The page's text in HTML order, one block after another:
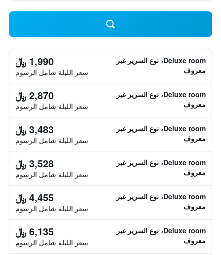
Deluxe room، نوع السرير غير
معروف
1,990 ﷼
سعر الليلة شامل الرسوم
Deluxe room، نوع السرير غير
معروف
2,870 ﷼
سعر الليلة شامل الرسوم
Deluxe room، نوع السرير غير
معروف
3,483 ﷼
سعر الليلة شامل الرسوم
Deluxe room، نوع السرير غير
معروف
3,528 ﷼
سعر الليلة شامل الرسوم
Deluxe room، نوع السرير غير
معروف
4,455 ﷼
سعر الليلة شامل الرسوم
Deluxe room، نوع السرير غير
معروف
6,135 ﷼
سعر الليلة شامل الرسوم